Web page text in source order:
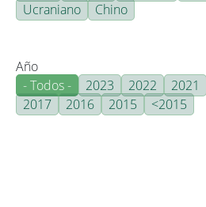
Ucraniano
Chino
Año
- Todos -
2023 2022 2021
2017
2016 2015 <2015